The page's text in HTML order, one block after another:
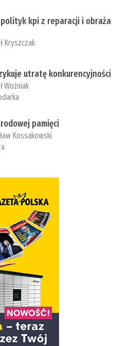
kpi z reparacji i obraża
Kryszczak
utratę konkurencyjności
Woźniak
pamięci
Kossakowski